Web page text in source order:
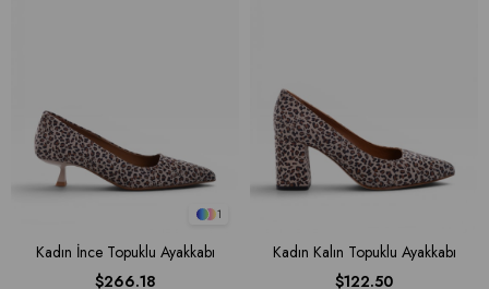
1
Kadın İnce Topuklu Ayakkabı
$266.18
Kadın Kalın Topuklu Ayakkabı
$122.50